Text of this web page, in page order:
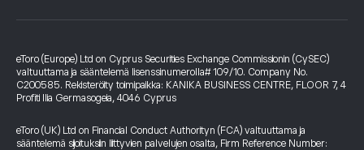
eToro (Europe) Ltd on Cyprus Securities Exchange Commissionin (CySEC)
valtuuttama ja sääntelemä lisenssinumerolla# 109/10. Company No.
C200585. Rekisteröity toimipaikka: KANIKA BUSINESS CENTRE, FLOOR 7, 4
Profiti Ilia Germasogeia, 4046 Cyprus
eToro (UK) Ltd on Financial Conduct Authorityn (FCA) valtuuttama ja
sääntelemä sijoituksiin liittyvien palvelujen osalta, Firm Reference Number: